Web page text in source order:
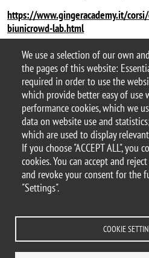
We use a selection of our own
the pages of this website:
required in order to use the
which provide better easy of use
performance cookies, which we
data on website use and
which are used to display
If you choose "ACCEPT ALL", you
cookies. You can accept and
and revoke your consent for the
"Settings".
COOKIE
https://www.gingeracademy.it/
biunicrowd-lab.html
Per informazioni scrivi a
sitowww.unimib.it/biunicrowd
© 2025 University
Piazza dell'Ateneo
PEC address:
P.I. 12621570154 |
Legal Privacy and cookie policy